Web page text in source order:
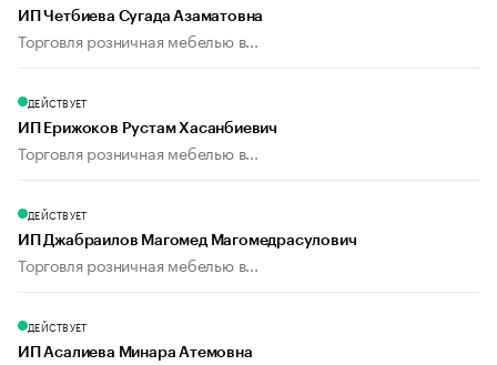
ИП Четбиева Сугада Азаматовна
Торговля розничная мебелью в...
ДЕЙСТВУЕТ
ИП Ерижоков Рустам Хасанбиевич
Торговля розничная мебелью в...
ДЕЙСТВУЕТ
ИП Джабраилов Магомед Магомедрасулович
Торговля розничная мебелью в...
ДЕЙСТВУЕТ
ИП Асалиева Минара Атемовна